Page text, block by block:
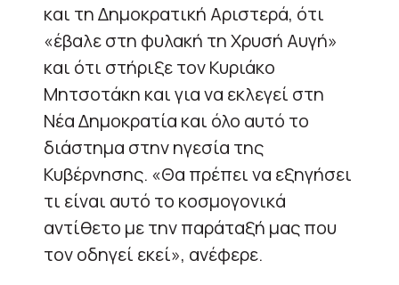
και τη Δημοκρατική Αριστερά, ότι
«έβαλε στη φυλακή τη Χρυσή Αυγή»
και ότι στήριξε τον Κυριάκο
Μητσοτάκη και για να εκλεγεί στη
Νέα Δημοκρατία και όλο αυτό το
διάστημα στην ηγεσία της
Κυβέρνησης. «Θα πρέπει να εξηγήσει
τι είναι αυτό το κοσμογονικά
αντίθετο με την παράταξή μας που
τον οδηγεί εκεί», ανέφερε.